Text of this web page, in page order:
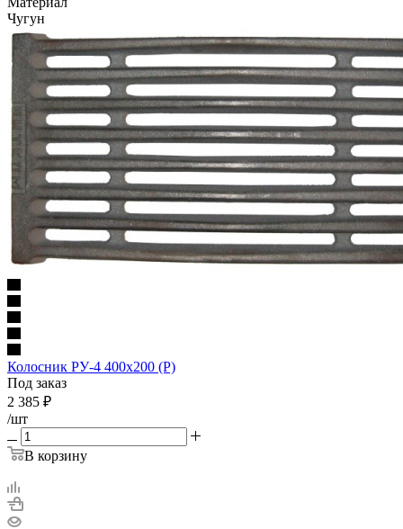
Чугун
Колосник РУ-4 400x200 (Р)
Под заказ
2 385 ₽
/шт
В корзину